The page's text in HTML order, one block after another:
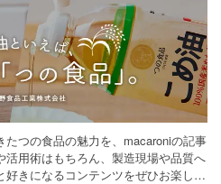
つの食品の魅力を、macaroniの記事
活用術はもちろん、製造現場や品質へ
きになるコンテンツをぜひお楽しみ